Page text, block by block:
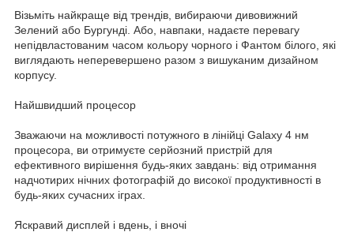
Візьміть найкраще від трендів, вибираючи дивовижний
Зелений або Бургунді. Або, навпаки, надаєте перевагу
непідвластованим часом кольору чорного і Фантом білого, які
виглядають неперевершено разом з вишуканим дизайном
корпусу.
Найшвидший процесор
Зважаючи на можливості потужного в лінійці Galaxy 4 нм
процесора, ви отримуєте серйозний пристрій для
ефективного вирішення будь-яких завдань: від отримання
надчотирих нічних фотографій до високої продуктивності в
будь-яких сучасних іграх.
Яскравий дисплей і вдень, і вночі